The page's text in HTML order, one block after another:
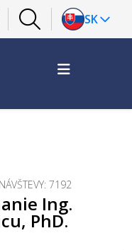
SK
NÁVŠTEVY: 7192
Ing.
PhD.